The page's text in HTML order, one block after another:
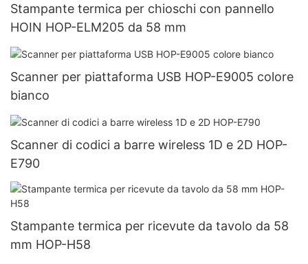
Stampante termica per chioschi con pannello
HOIN HOP-ELM205 da 58 mm
Scanner per piattaforma USB HOP-E9005 colore
bianco
Scanner di codici a barre wireless 1D e 2D HOP-
E790
Stampante termica per ricevute da tavolo da 58
mm HOP-H58